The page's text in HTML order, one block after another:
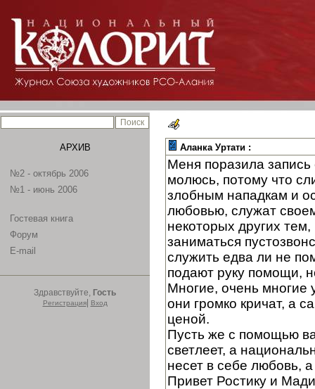
АРХИВ
№2 - октябрь 2006
№1 - июнь 2006
Гостевая книга
Форум
E-mail
Здравствуйте, Гость
Регистрация| Вход
Аланка Уртати :
Меня поразила
молюсь, потому что
злобным нападкам и
любовью, служат
некоторых других
заниматься
служить едва ли не
подают руку помощи,
Многие, очень многие
они громко кричат, а
ценой.
Пусть же с помощью
светлеет, а
несет в себе любовь,
Привет Ростику и